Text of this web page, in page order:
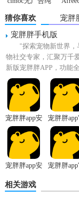
净版
猜你喜欢
宠胖
宠胖胖手机版
"探索宠物新世界
物社交专家，汇聚万千
新版宠胖胖APP，功能
应俱全，让您的宠物生活
宠胖胖app安
装
宠胖胖
方正版
宠胖胖app安
宠胖胖
相关游戏